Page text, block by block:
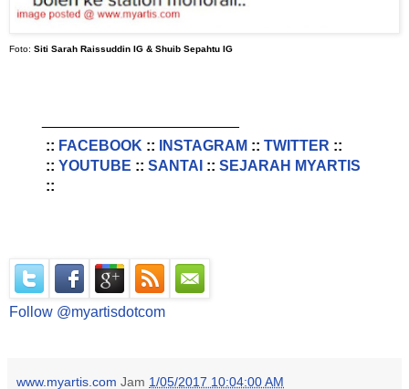
Foto: Siti Sarah Raissuddin IG & Shuib Sepahtu IG
:: FACEBOOK:: INSTAGRAM :: TWITTER ::
:: YOUTUBE :: SANTAI :: SEJARAH MYARTIS
::
Follow @myartisdotcom
www.myartis.com Jam 1/05/2017 10:04:00 AM